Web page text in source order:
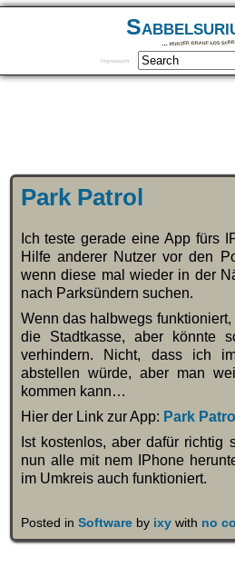
… munter drauf los
Impressum
Park Patrol
Ich teste gerade eine App fürs
Hilfe anderer Nutzer vor den
wenn diese mal wieder in der
nach Parksündern suchen.
Wenn das halbwegs
die Stadtkasse, aber könnte
verhindern. Nicht, dass ich
abstellen würde, aber man
kommen kann…
Hier der Link zur App: Park Patrol
Ist kostenlos, aber dafür richtig
nun alle mit nem IPhone
im Umkreis auch funktioniert.
Posted in Softwareby ixywith no